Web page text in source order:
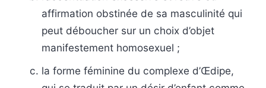
affirmation obstinée de sa masculinité qui
peut déboucher sur un choix d’objet
manifestement homosexuel ;
la forme féminine du complexe d’Œdipe,